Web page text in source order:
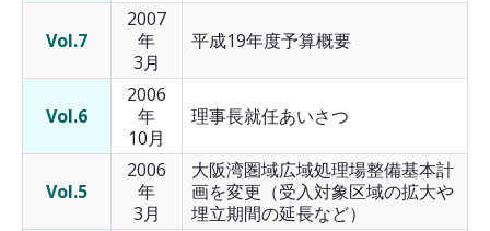
Vol.7
2007
年
3月
平成19年度予算概要
Vol.6
2006
年
10月
理事長就任あいさつ
Vol.5
2006
年
3月
大阪湾圏域広域処理場整備基本計
画を変更（受入対象区域の拡大や
埋立期間の延長など）